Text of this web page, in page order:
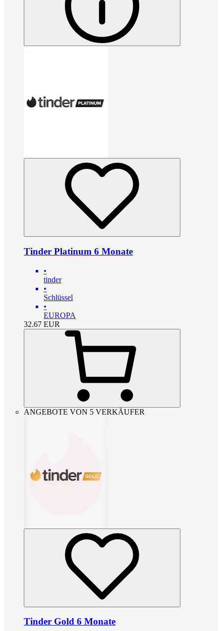
Tinder Platinum 6 Monate
•
tinder
•
Schlüssel
•
EUROPA
32.67 EUR
ANGEBOTE VON 5 VERKÄUFER
Tinder Gold 6 Monate